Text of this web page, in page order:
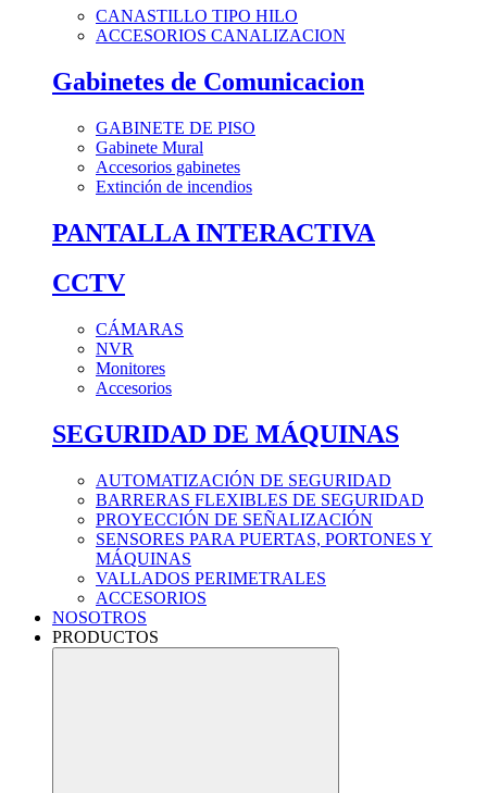
CANASTILLO TIPO HILO
ACCESORIOS CANALIZACION
Gabinetes de Comunicacion
GABINETE DE PISO
Gabinete Mural
Accesorios gabinetes
Extinción de incendios
PANTALLA INTERACTIVA
CCTV
CÁMARAS
NVR
Monitores
Accesorios
SEGURIDAD DE MÁQUINAS
AUTOMATIZACIÓN DE SEGURIDAD
BARRERAS FLEXIBLES DE SEGURIDAD
PROYECCIÓN DE SEÑALIZACIÓN
SENSORES PARA PUERTAS, PORTONES Y
MÁQUINAS
VALLADOS PERIMETRALES
ACCESORIOS
NOSOTROS
PRODUCTOS